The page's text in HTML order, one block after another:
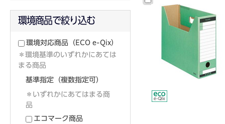
環境商品で絞り込む
環境対応商品 （ECO e-Qix）
＊環境基準のいずれかにあては
まる商品
基準指定（複数指定可）
＊いずれかにあてはまる商
品
エコマーク商品